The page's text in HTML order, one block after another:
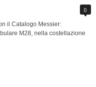
0
il Catalogo Messier:
M28, nella costellazione